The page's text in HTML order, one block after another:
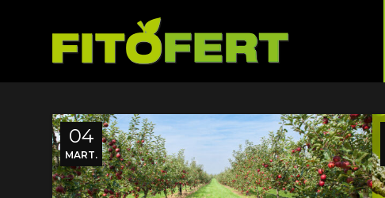
04
MART.